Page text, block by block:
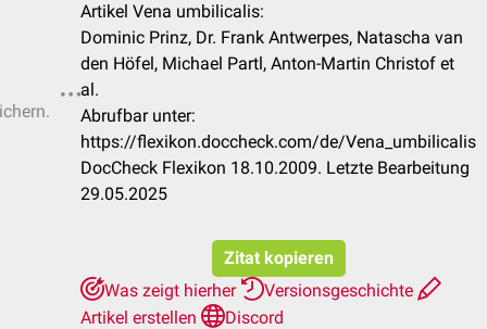
Artikel Vena umbilicalis:
Dominic Prinz, Dr. Frank Antwerpes, Natascha van
den Höfel, Michael Partl, Anton-Martin Christof et
al.
Abrufbar unter:
https://flexikon.doccheck.com/de/Vena_umbilicalis
DocCheck Flexikon 18.10.2009. Letzte Bearbeitung
29.05.2025
Zitat kopieren
Was zeigt hierher
Versionsgeschichte
Artikel erstellen
Discord